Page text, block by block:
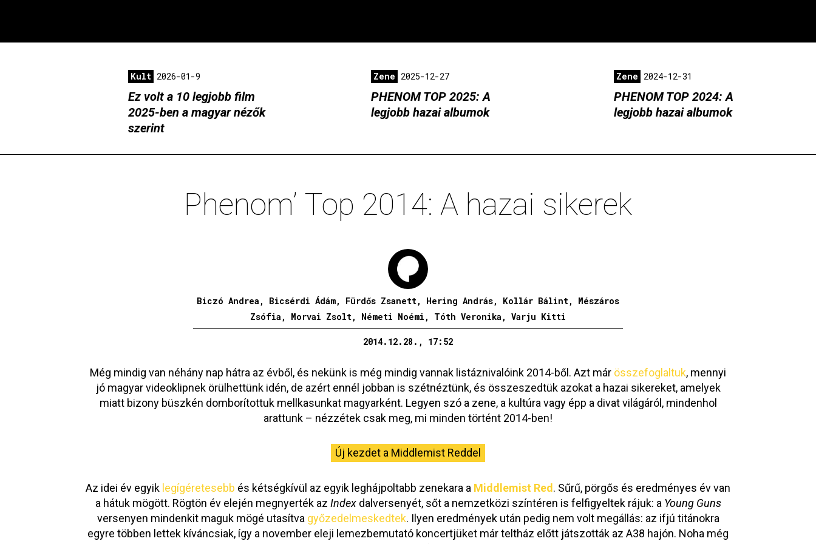
Kult 2026-01-9
Ez volt a 10 legjobb film
2025-ben a magyar nézők
szerint
Zene 2025-12-27
PHENOM TOP 2025: A
legjobb hazai albumok
Zene 2024-12-31
PHENOM TOP 2024: A
legjobb hazai albumok
Phenom’ Top 2014: A hazai sikerek
Biczó Andrea, Bicsérdi Ádám, Fürdős Zsanett, Hering András, Kollár Bálint, Mészáros
Zsófia, Morvai Zsolt, Németi Noémi, Tóth Veronika, Varju Kitti
2014.12.28., 17:52
Még mindig van néhány nap hátra az évből, és nekünk is még mindig vannak listáznivalóink 2014-ből. Azt már összefoglaltuk, mennyi
jó magyar videoklipnek örülhettünk idén, de azért ennél jobban is szétnéztünk, és összeszedtük azokat a hazai sikereket, amelyek
miatt bizony büszkén domborítottuk mellkasunkat magyarként. Legyen szó a zene, a kultúra vagy épp a divat világáról, mindenhol
arattunk – nézzétek csak meg, mi minden történt 2014-ben!
Új kezdet a Middlemist Reddel
Az idei év egyik legígéretesebb és kétségkívül az egyik leghájpoltabb zenekara a Middlemist Red . Sűrű, pörgős és eredményes év van
a hátuk mögött. Rögtön év elején megnyerték az Indexdalversenyét, sőt a nemzetközi színtéren is felfigyeltek rájuk: a Young Guns
versenyen mindenkit maguk mögé utasítva győzedelmeskedtek. Ilyen eredmények után pedig nem volt megállás: az ifjú titánokra
egyre többen lettek kíváncsiak, így a november eleji lemezbemutató koncertjüket már teltház előtt játszották az A38 hajón. Noha még